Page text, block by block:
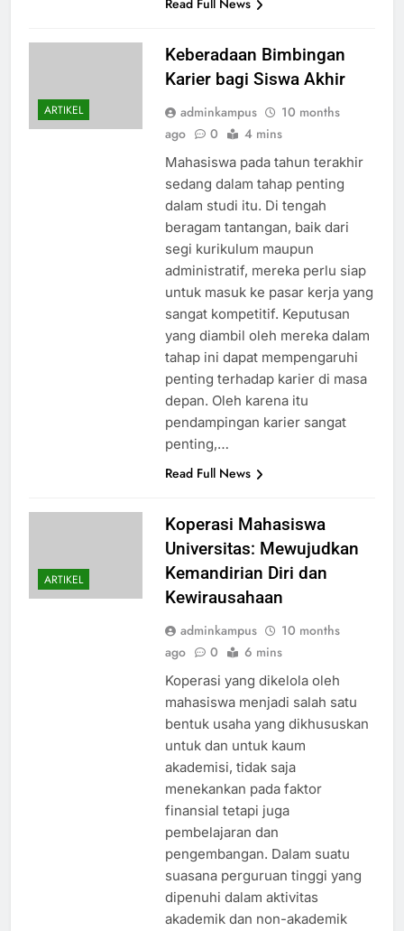
Read Full News
ARTIKEL
Keberadaan Bimbingan
Karier bagi Siswa Akhir
adminkampus
10 months
ago
0 4 mins
Mahasiswa pada tahun terakhir
sedang dalam tahap penting
dalam studi itu. Di tengah
beragam tantangan, baik dari
segi kurikulum maupun
administratif, mereka perlu siap
untuk masuk ke pasar kerja yang
sangat kompetitif. Keputusan
yang diambil oleh mereka dalam
tahap ini dapat mempengaruhi
penting terhadap karier di masa
depan. Oleh karena itu
pendampingan karier sangat
penting,…
Read Full News
ARTIKEL
Koperasi Mahasiswa
Universitas: Mewujudkan
Kemandirian Diri dan
Kewirausahaan
adminkampus
10 months
ago
0 6 mins
Koperasi yang dikelola oleh
mahasiswa menjadi salah satu
bentuk usaha yang dikhususkan
untuk dan untuk kaum
akademisi, tidak saja
menekankan pada faktor
finansial tetapi juga
pembelajaran dan
pengembangan. Dalam suatu
suasana perguruan tinggi yang
dipenuhi dalam aktivitas
akademik dan non-akademik